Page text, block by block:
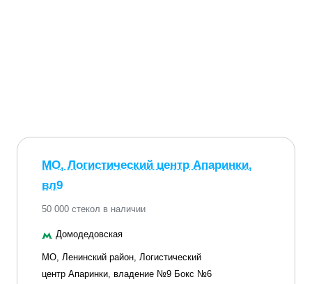
МО, Логистический центр Апаринки,
вл9
50 000 стекол в наличии
Домодедовская
МО, Ленинский район, Логистический
центр Апаринки, владение №9 Бокс №6